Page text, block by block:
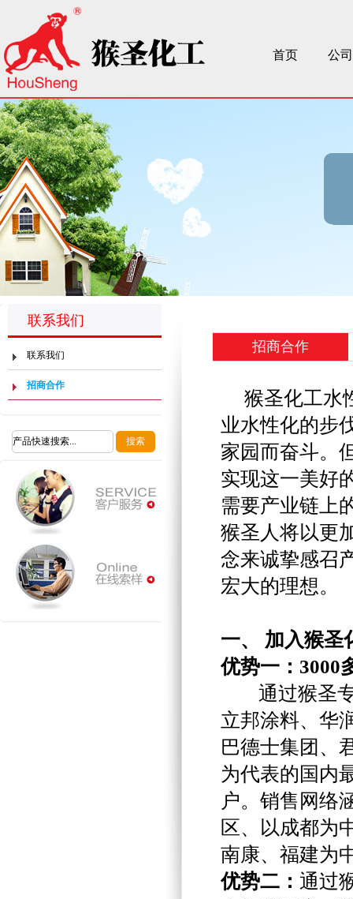
首页 公
联系我们
联系我们
招商合作
招商合作
猴圣化工水
业水性化的步
家园而奋斗。
实现这一美好
需要产业链上
猴圣人将以更
念来诚挚感召
宏大的理想。
一、 加入猴圣
优势一：3000
通过猴圣专
立邦涂料、华
巴德士集团、
为代表的国内
户。销售网络
区、以成都为
南康、福建为
优势二： 通过